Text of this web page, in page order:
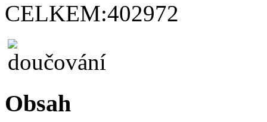
CELKEM:402972
Obsah